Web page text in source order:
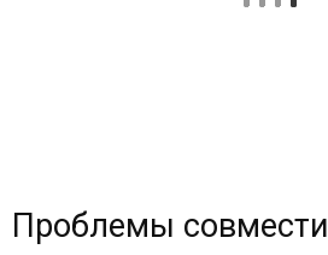
Проблемы